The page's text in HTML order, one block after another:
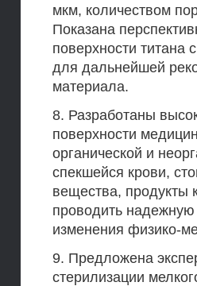
мкм, количеством
Показана
поверхности титана
для дальнейшей
материала.
8. Разработаны
поверхности
органической и
спекшейся крови,
вещества, продукты
проводить надежную
изменения физико-
9. Предложена
стерилизации